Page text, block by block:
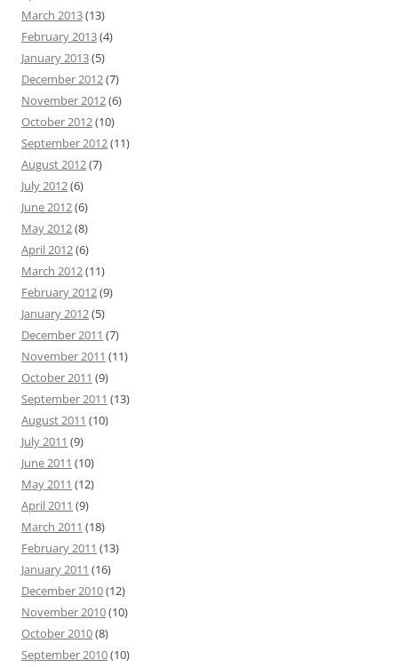
March 2013(13)
February 2013(4)
January 2013(5)
December 2012(7)
November 2012(6)
October 2012(10)
September 2012(11)
August 2012(7)
July 2012(6)
June 2012(6)
May 2012(8)
April 2012(6)
March 2012(11)
February 2012(9)
January 2012(5)
December 2011 (7)
November 2011 (11)
October 2011 (9)
September 2011 (13)
August 2011 (10)
July 2011 (9)
June 2011 (10)
May 2011 (12)
April 2011 (9)
March 2011 (18)
February 2011 (13)
January 2011 (16)
December 2010(12)
November 2010(10)
October 2010(8)
September 2010(10)